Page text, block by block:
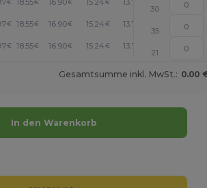
€ 18.55€ 16.90€ 15.24 € 13.71
30
€ 18.55€ 16.90€ 15.24 € 13.71
35
€ 18.55€ 16.90€ 15.24 € 13.71
21
Gesamtsumme inkl. MwSt.: 0.00
In den Warenkorb